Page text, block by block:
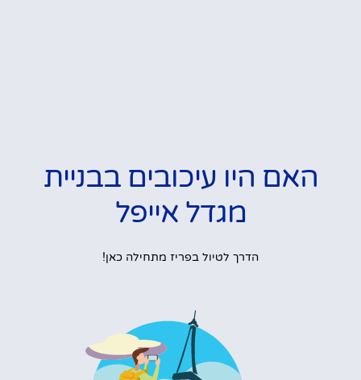
האם היו עיכובים בבניית
מגדל אייפל
הדרך לטיול בפריז מתחילה כאן!